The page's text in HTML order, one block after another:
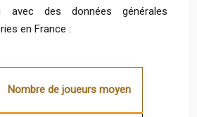
avec des données générales
en France :
Nombre de joueurs moyen